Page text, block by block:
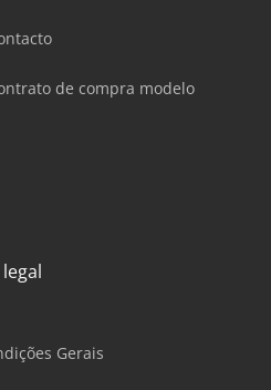
de compra modelo
Gerais